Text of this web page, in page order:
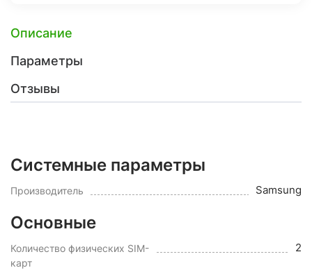
Описание
Параметры
Отзывы
Системные параметры
Производитель Samsung
Основные
Количество физических SIM-
карт
2